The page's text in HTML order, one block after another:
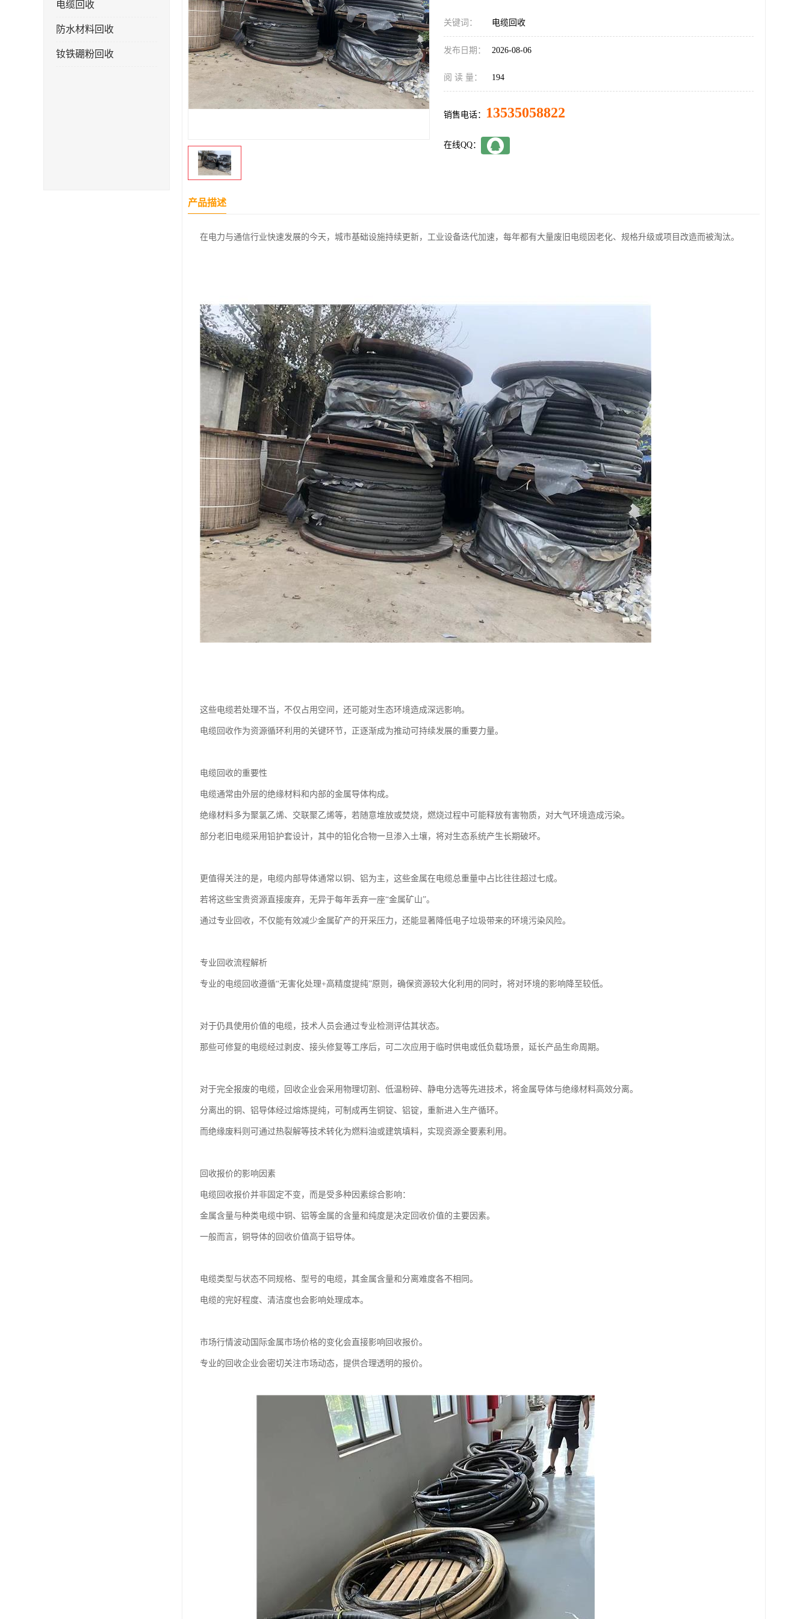
电缆回收
防水材料回收
钕铁硼粉回收
关键词： 电缆回收
发布日期： 2026-08-06
阅 读 量： 194
销售电话： 13535058822
在线QQ：
产品描述
在电力与通信行业快速发展的今天，城市基础设施持续更新，工业设备迭代加速，每年都有大量废旧电缆因老化、规格升级或项目改造而被淘汰。
这些电缆若处理不当，不仅占用空间，还可能对生态环境造成深远影响。
电缆回收作为资源循环利用的关键环节，正逐渐成为推动可持续发展的重要力量。
电缆回收的重要性
电缆通常由外层的绝缘材料和内部的金属导体构成。
绝缘材料多为聚氯乙烯、交联聚乙烯等，若随意堆放或焚烧，燃烧过程中可能释放有害物质，对大气环境造成污染。
部分老旧电缆采用铅护套设计，其中的铅化合物一旦渗入土壤，将对生态系统产生长期破坏。
更值得关注的是，电缆内部导体通常以铜、铝为主，这些金属在电缆总重量中占比往往超过七成。
若将这些宝贵资源直接废弃，无异于每年丢弃一座“金属矿山”。
通过专业回收，不仅能有效减少金属矿产的开采压力，还能显著降低电子垃圾带来的环境污染风险。
专业回收流程解析
专业的电缆回收遵循“无害化处理+高精度提纯”原则，确保资源较大化利用的同时，将对环境的影响降至较低。
对于仍具使用价值的电缆，技术人员会通过专业检测评估其状态。
那些可修复的电缆经过剥皮、接头修复等工序后，可二次应用于临时供电或低负载场景，延长产品生命周期。
对于完全报废的电缆，回收企业会采用物理切割、低温粉碎、静电分选等先进技术，将金属导体与绝缘材料高效分离。
分离出的铜、铝导体经过熔炼提纯，可制成再生铜锭、铝锭，重新进入生产循环。
而绝缘废料则可通过热裂解等技术转化为燃料油或建筑填料，实现资源全要素利用。
回收报价的影响因素
电缆回收报价并非固定不变，而是受多种因素综合影响：
金属含量与种类电缆中铜、铝等金属的含量和纯度是决定回收价值的主要因素。
一般而言，铜导体的回收价值高于铝导体。
电缆类型与状态不同规格、型号的电缆，其金属含量和分离难度各不相同。
电缆的完好程度、清洁度也会影响处理成本。
市场行情波动国际金属市场价格的变化会直接影响回收报价。
专业的回收企业会密切关注市场动态，提供合理透明的报价。